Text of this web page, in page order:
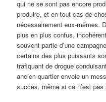
qui ne se sont pas encore
produire, et en tout cas de
nécessairement eux-mêmes.
plus en plus confus,
souvent partie d’une
certains des plus puissants
trafiquant de drogue
ancien quartier envoie un
succès, même si ce n’est